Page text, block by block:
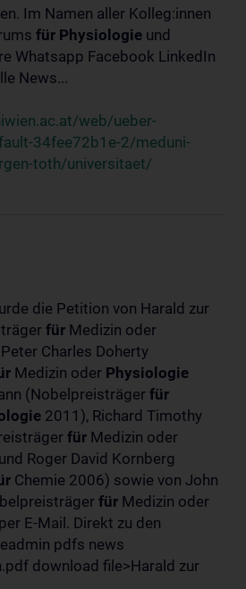
Im Namen aller Kolleg:innen
für Physiologie und
Whatsapp Facebook LinkedIn
News...
web/ueber-
34fee72b1e-2/meduni-
toth/universitaet/
die Petition von Harald zur
für Medizin oder
Charles Doherty
Medizin oder Physiologie
(Nobelpreisträger für
2011), Richard Timothy
für Medizin oder
Roger David Kornberg
Chemie 2006) sowie von John
für Medizin oder
E-Mail. Direkt zu den
pdfs news
download file>Harald zur